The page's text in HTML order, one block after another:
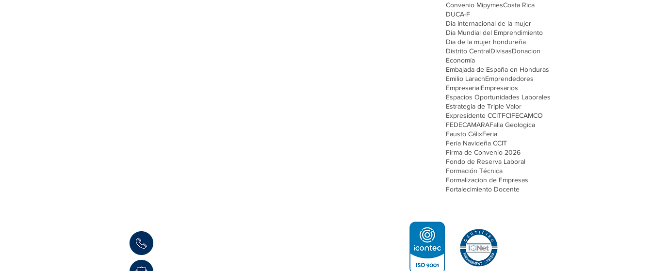
Convenio MipymesCosta Rica
DUCA-F
Dia Internacional de la mujer
Dia Mundial del Emprendimiento
Dia de la mujer hondureña
Distrito CentralDivisasDonacion
Economía
Embajada de España en Honduras
Emilio LarachEmprendedores
EmpresarialEmpresarios
Espacios Oportunidades Laborales
Estrategia de Triple Valor
Expresidente CCITFCIFECAMCO
FEDECAMARAFalla Geologica
Fausto CálixFeria
Feria Navideña CCIT
Firma de Convenio 2026
Fondo de Reserva Laboral
Formación Técnica
Formalizacion de Empresas
Fortalecimiento Docente